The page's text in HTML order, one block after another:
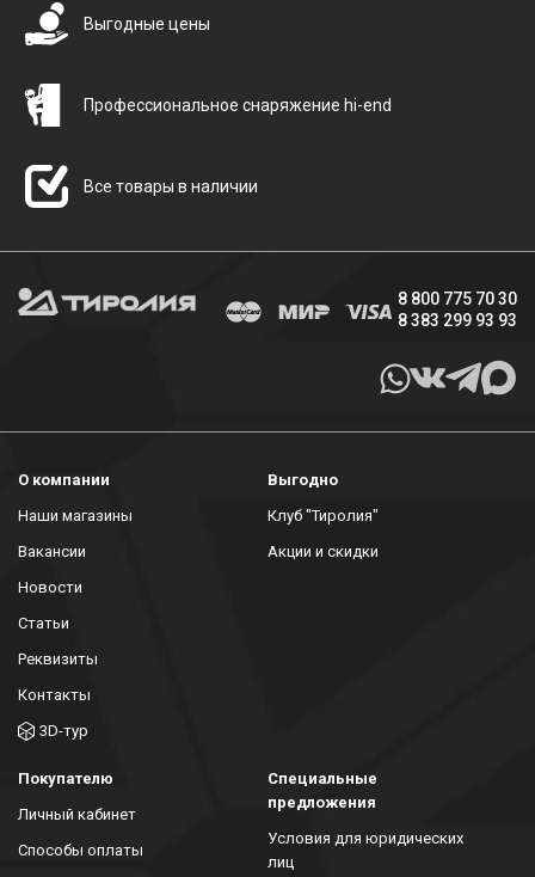
Выгодные цены
Профессиональное снаряжение hi-end
Все товары в наличии
8 800 775 70 30
8 383 299 93 93
О компании
Наши магазины
Вакансии
Новости
Статьи
Реквизиты
Контакты
3D-тур
Выгодно
Клуб "Тиролия"
Акции и скидки
Покупателю
Личный кабинет
Способы оплаты
Специальные
предложения
Условия для юридических
лиц